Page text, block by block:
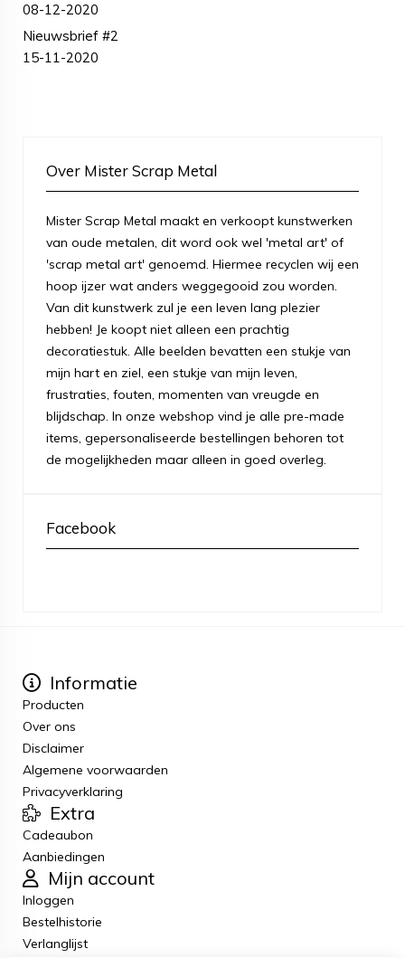
08-12-2020
Nieuwsbrief #2
15-11-2020
Over Mister Scrap Metal
Mister Scrap Metal maakt en verkoopt kunstwerken
van oude metalen, dit word ook wel 'metal art' of
'scrap metal art' genoemd. Hiermee recyclen wij een
hoop ijzer wat anders weggegooid zou worden.
Van dit kunstwerk zul je een leven lang plezier
hebben! Je koopt niet alleen een prachtig
decoratiestuk. Alle beelden bevatten een stukje van
mijn hart en ziel, een stukje van mijn leven,
frustraties, fouten, momenten van vreugde en
blijdschap. In onze webshop vind je alle pre-made
items, gepersonaliseerde bestellingen behoren tot
de mogelijkheden maar alleen in goed overleg.
Facebook
Informatie
Producten
Over ons
Disclaimer
Algemene voorwaarden
Privacyverklaring
Extra
Cadeaubon
Aanbiedingen
Mijn account
Inloggen
Bestelhistorie
Verlanglijst